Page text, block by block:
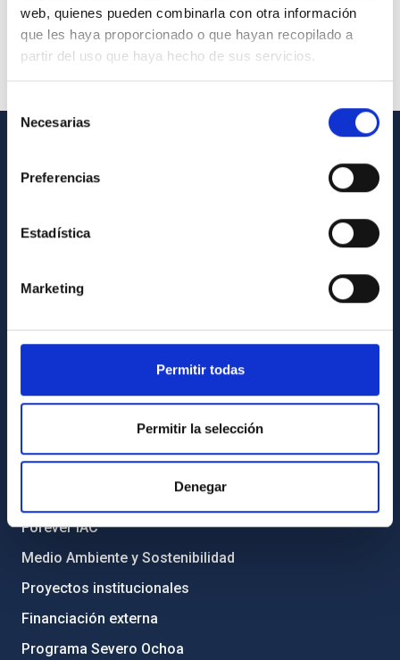
web, quienes pueden combinarla con otra información
que les haya proporcionado o que hayan recopilado a
partir del uso que haya hecho de sus servicios.
Necesarias
Preferencias
Estadística
Marketing
Permitir todas
Permitir la selección
Denegar
Cómo llegar al IAC
Biblioteca
INFORMACIÓN INSTITUCIONAL
Legislación
Código ético y política antifraude
Igualdad y diversidad de género
Forever IAC
Medio Ambiente y Sostenibilidad
Proyectos institucionales
Financiación externa
Programa Severo Ochoa